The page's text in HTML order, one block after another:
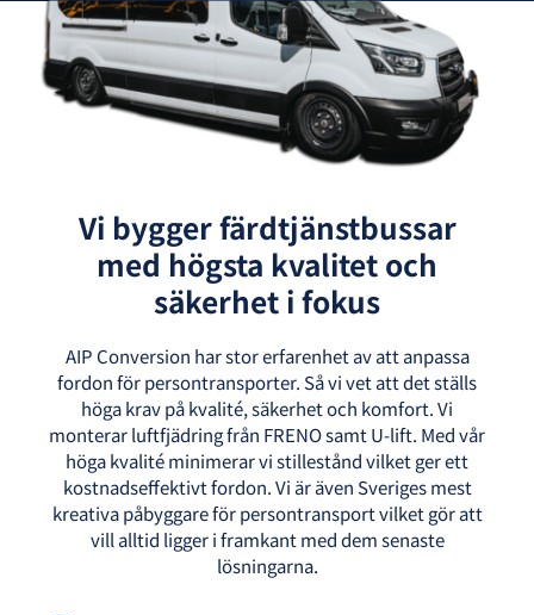
Vi bygger färdtjänstbussar
med högsta kvalitet och
säkerhet i fokus
AIP Conversion har stor erfarenhet av att anpassa
fordon för persontransporter. Så vi vet att det ställs
höga krav på kvalité, säkerhet och komfort. Vi
monterar luftfjädring från FRENO samt U-lift. Med vår
höga kvalité minimerar vi stillestånd vilket ger ett
kostnadseffektivt fordon. Vi är även Sveriges mest
kreativa påbyggare för persontransport vilket gör att
vill alltid ligger i framkant med dem senaste
lösningarna.